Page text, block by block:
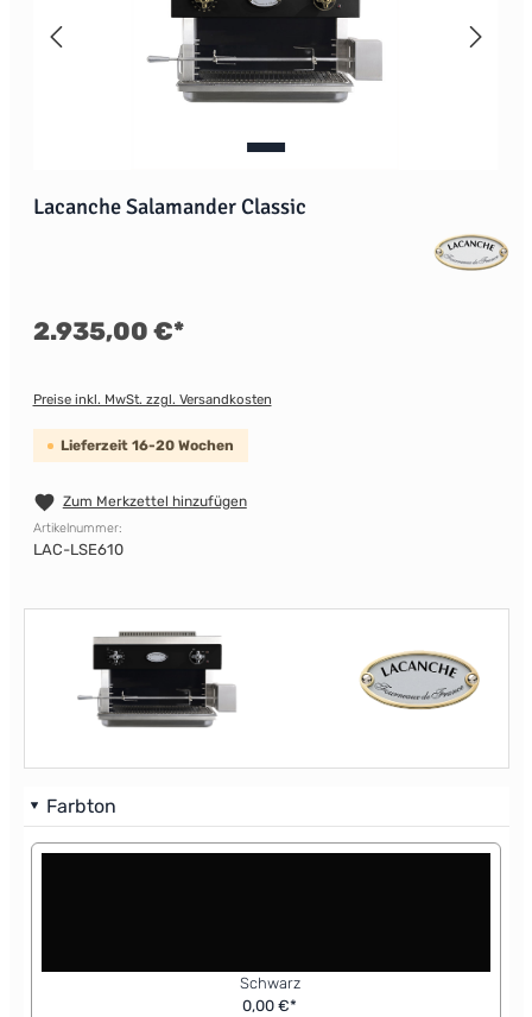
Lacanche Salamander Classic
2.935,00 €*
Preise inkl. MwSt. zzgl. Versandkosten
Lieferzeit 16-20 Wochen
Zum Merkzettel hinzufügen
Artikelnummer:
LAC-LSE610
Farbton
Schwarz
0,00 €*